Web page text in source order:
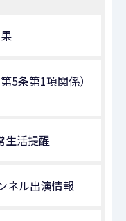
条第1項関係）
生活提醒
ネル出演情報